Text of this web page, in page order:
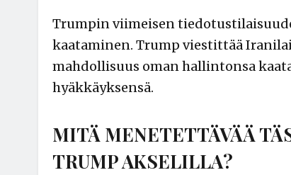
Trumpin viimeisen
kaataminen. Trump viestittää
mahdollisuus oman hallintonsa
hyäkkäyksensä.
MITÄ MENETETTÄVÄÄ
TRUMP AKSELILLA?